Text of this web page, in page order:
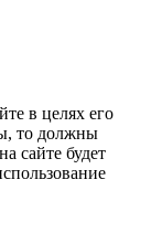
в целях его
то должны
сайте будет